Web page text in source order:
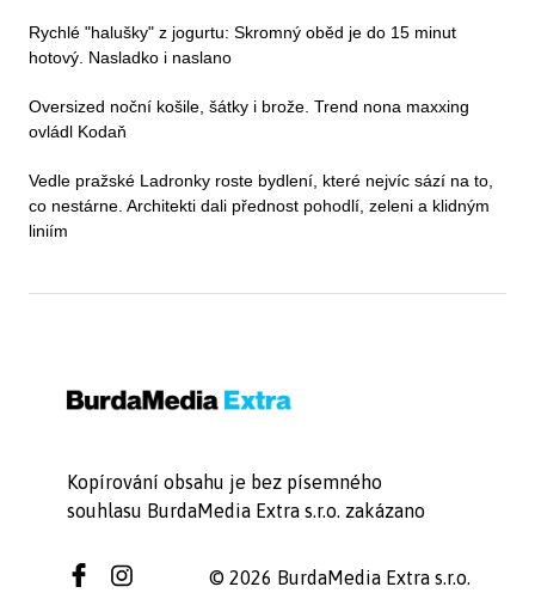
Rychlé "halušky" z jogurtu: Skromný oběd je do 15 minut
hotový. Nasladko i naslano
Oversized noční košile, šátky i brože. Trend nona maxxing
ovládl Kodaň
Vedle pražské Ladronky roste bydlení, které nejvíc sází na to,
co nestárne. Architekti dali přednost pohodlí, zeleni a klidným
liniím
Kopírování obsahu je bez písemného
souhlasu BurdaMedia Extra s.r.o. zakázano
© 2026 BurdaMedia Extra s.r.o.